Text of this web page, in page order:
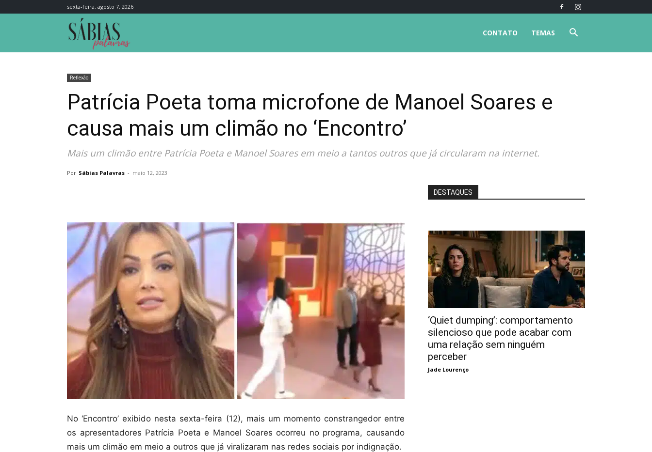
sexta-feira, agosto 7, 2026
TEMAS
CONTATO
Reflexão
Patrícia Poeta toma microfone de Manoel Soares e
causa mais um climão no ‘Encontro’
Mais um climão entre Patrícia Poeta e Manoel Soares em meio a tantos outros que já circularam na internet.
Por Sábias Palavras - maio 12, 2023
No ‘Encontro’ exibido nesta sexta-feira (12), mais um momento constrangedor entre
os apresentadores Patrícia Poeta e Manoel Soares ocorreu no programa, causando
mais um climão em meio a outros que já viralizaram nas redes sociais por indignação.
DESTAQUES
‘Quiet dumping’: comportamento
silencioso que pode acabar com
uma relação sem ninguém
perceber
Jade Lourenço